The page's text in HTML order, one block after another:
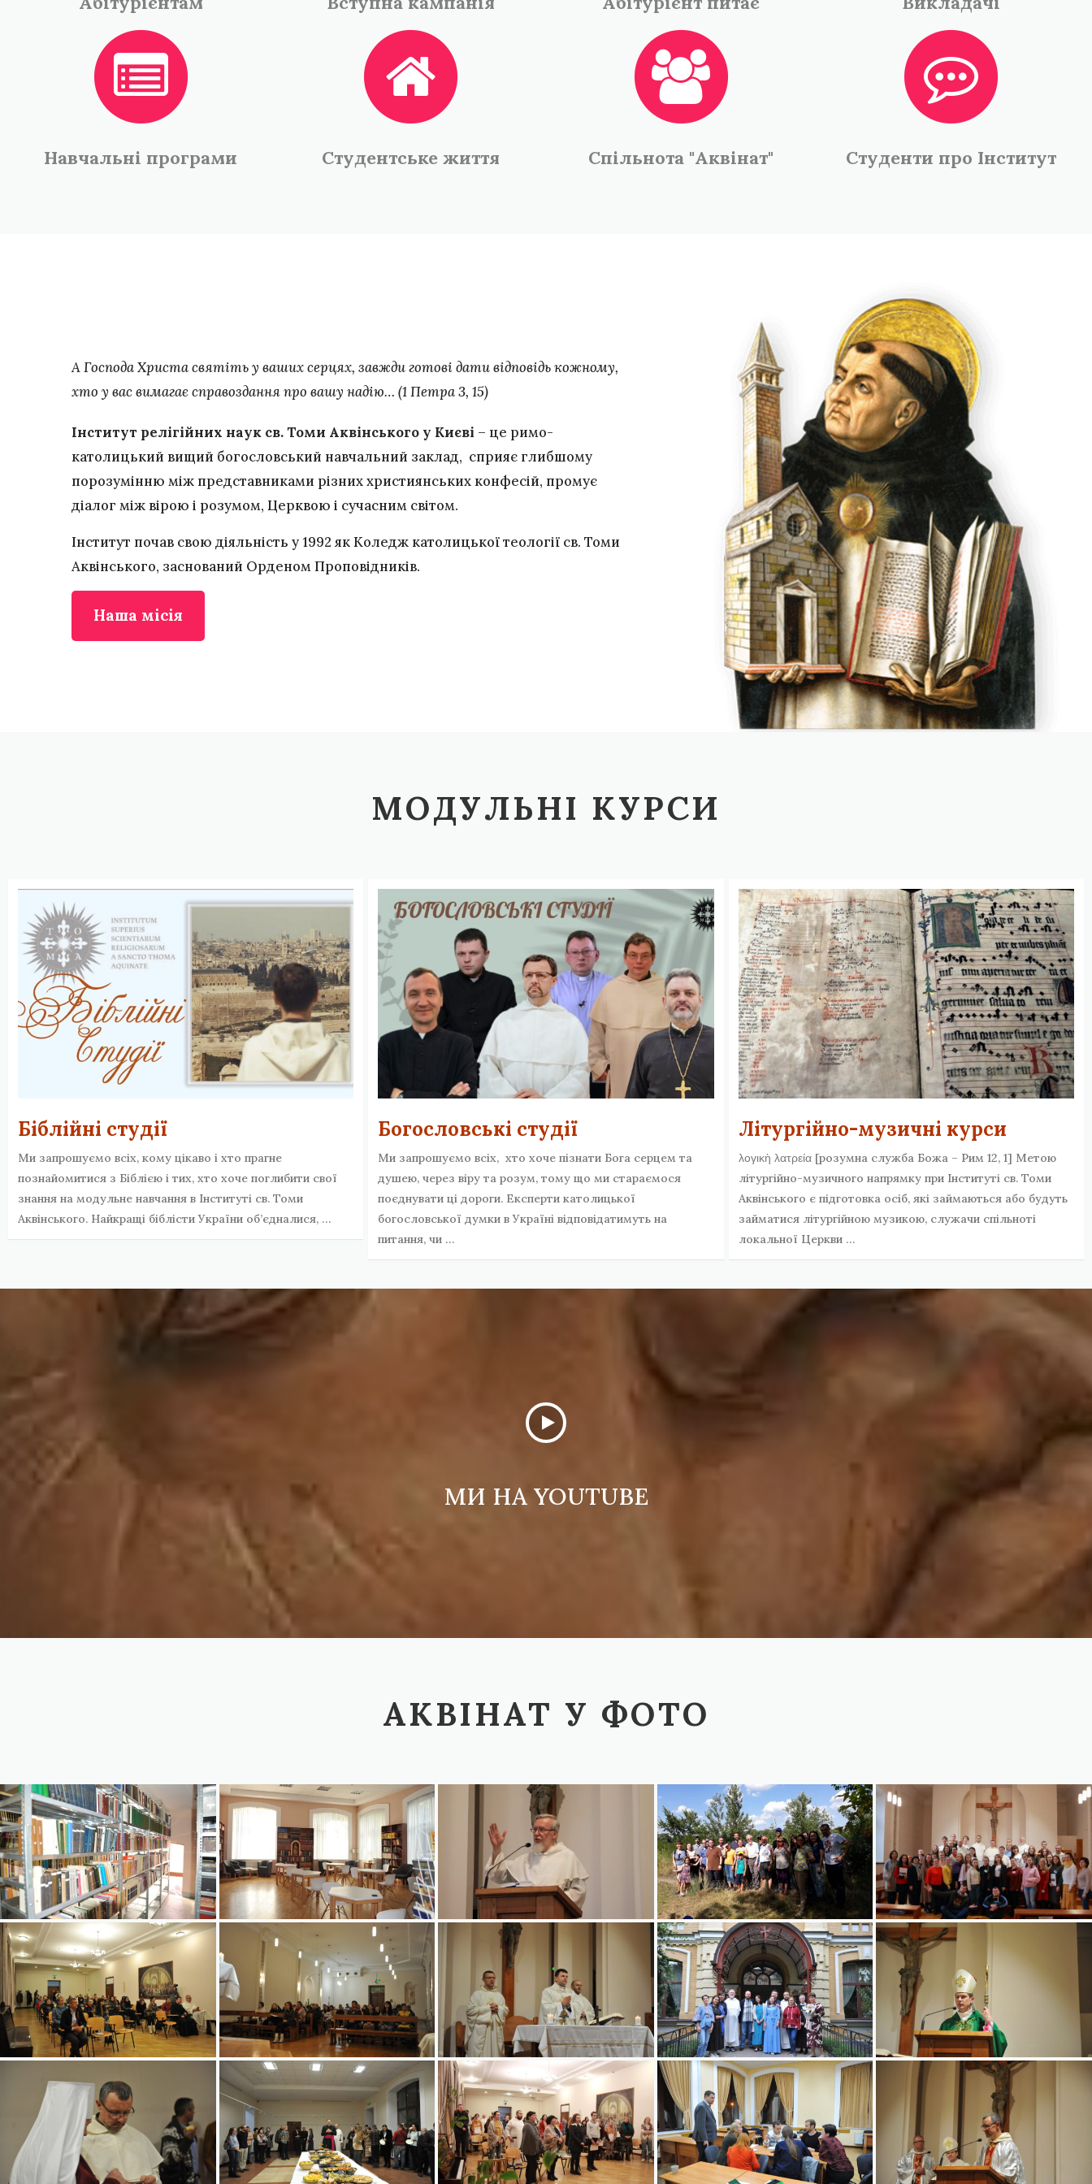
Навчальні програми Студентське життя Спільнота "Аквінат" Студенти про Iнститут
А Господа Христа святіть у ваших серцях, завжди готові дати відповідь кожному,
хто у вас вимагає справоздання про вашу надію… (1 Петра 3, 15)
Інститут релігійних наук св. Томи Аквінського у Києві – це римо-
католицький вищий богословський навчальний заклад, сприяє глибшому
порозумінню між представниками різних християнських конфесій, промує
діалог між вірою і розумом, Церквою і сучасним світом.
Інститут почав свою діяльність у 1992 як Коледж католицької теології св. Томи
Аквінського, заснований Орденом Проповідників.
Наша місія
МОДУЛЬНІ КУРСИ
Біблійні
студії
Біблійні студії
Ми запрошуємо всіх, кому цікаво і хто прагне
познайомитися з Біблією і тих, хто хоче поглибити свої
знання на модульне навчання в Інституті св. Томи
Аквінського. Найкращі біблісти України об’єдналися, …
Богословські
студії
Богословські студії
Ми запрошуємо всіх, хто хоче пізнати Бога серцем та
душею, через віру та розум, тому що ми стараємося
поєднувати ці дороги. Експерти католицької
богословської думки в Україні відповідатимуть на
питання, чи …
Літургійно-
музичні
курси
Літургійно-музичні курси
λογικὴ λατρεία [розумна служба Божа – Рим 12, 1] Метою
літургійно-музичного напрямку при Інституті св. Томи
Аквінського є підготовка осіб, які займаються або будуть
займатися літургійною музикою, служачи спільноті
локальної Церкви …
МИ НА YOUTUBE
АКВІНАТ У ФОТО